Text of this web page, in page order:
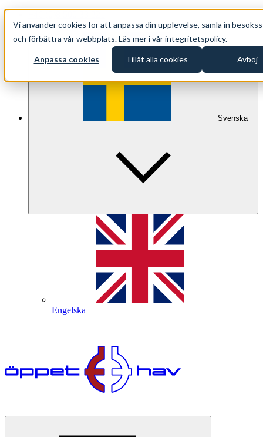
Vi använder cookies för att anpassa din upplevelse, samla in
och förbättra vår webbplats. Läs mer i vår integritetspolicy.
Anpassa cookies Tillåt alla cookies Avböj
info@oppethav.se
Svenska
Engelska